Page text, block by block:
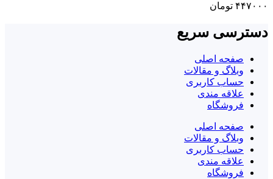
۴۴۷۰۰۰ تومان
دسترسی سریع
صفحه اصلی
وبلاگ و مقالات
حساب کاربری
علاقه مندی
فروشگاه
صفحه اصلی
وبلاگ و مقالات
حساب کاربری
علاقه مندی
فروشگاه